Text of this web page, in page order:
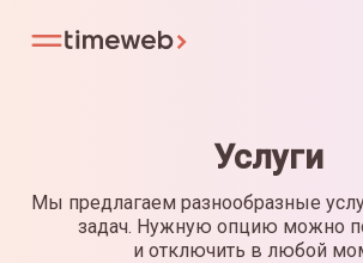
Услуги
Мы предлагаем разнообразные
задач. Нужную опцию можно
и отключить в любой